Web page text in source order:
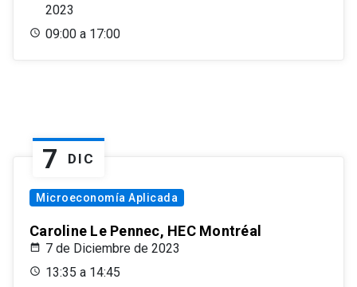
2023
09:00 a 17:00
7 DIC
Microeconomía Aplicada
Caroline Le Pennec, HEC Montréal
7 de Diciembre de 2023
13:35 a 14:45